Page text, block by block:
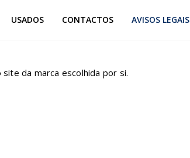
USADOS CONTACTOS AVISOS LEGAIS
da marca escolhida por si.